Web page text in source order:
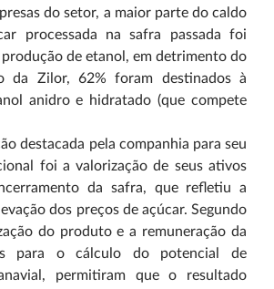
do setor, a maior parte do caldo
processada na safra passada foi
de etanol, em detrimento do
da Zilor, 62% foram destinados à
anidro e hidratado (que compete
destacada pela companhia para seu
foi a valorização de seus ativos
da safra, que refletiu a
dos preços de açúcar. Segundo
do produto e a remuneração da
para o cálculo do potencial de
permitiram que o resultado